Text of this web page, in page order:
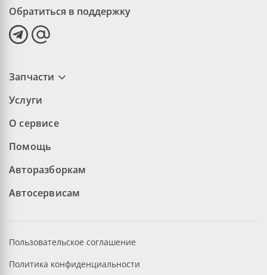
Обратиться в поддержку
Запчасти
Услуги
О сервисе
Помощь
Авторазборкам
Автосервисам
Пользовательское соглашение
Политика конфиденциальности